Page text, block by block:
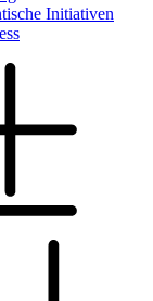
Initiativen